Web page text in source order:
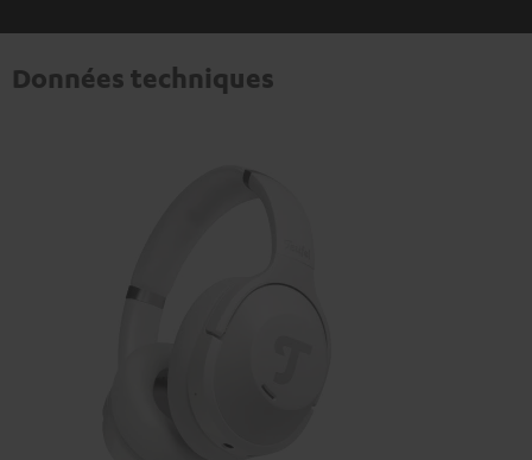
Données techniques